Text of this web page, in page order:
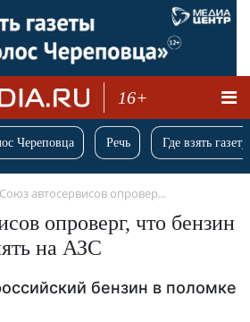
16+
Череповца Речь Где взять
Союз автосервисов опровер...
опроверг, что бензин
на АЗС
бензин в поломке